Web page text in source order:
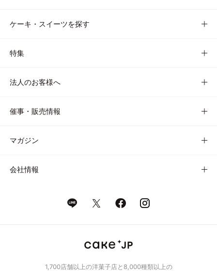
ケーキ・スイーツを探す
特集
法人のお客様へ
催事・販売情報
マガジン
会社情報
1,700店舗以上の洋菓子店と8,000種類以上の